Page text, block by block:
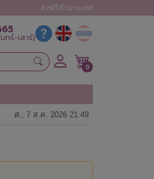
ส่งฟรีทั่วประเทศ
ทร์-เสาร์)
0
ศ., 7 ส.ค. 2026 21:49